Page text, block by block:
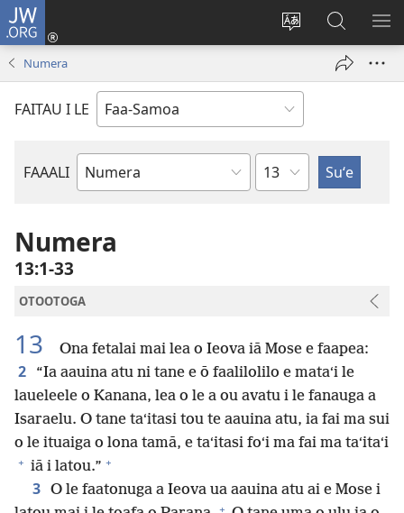
JW.ORG
Sui
gagana
o
le
tafaʻilagi
Log
isi
Suʻe
le
Numera
FAITAU I LE
FAAALI
Tusi
Tusi
Mataupu
Numera
13:1-33
OTOOTOGA
13 Ona fetalai mai lea o Ieova iā Mose e faapea:
2
“Ia aauina atu ni tane e ō faalilolilo e mataʻi le
laueleele o Kanana, lea o le a ou avatu i le fanauga a
Isaraelu. O tane taʻitasi tou te aauina atu, ia fai ma sui
o le ituaiga o lona tamā, e taʻitasi foʻi ma fai ma taʻitaʻi
+ iā i latou.” +
3 O le faatonuga a Ieova ua aauina atu ai e Mose i
+